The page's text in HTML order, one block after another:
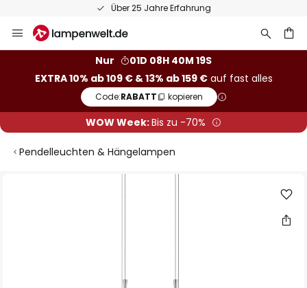
Über 25 Jahre Erfahrung
Inhalt
Nur
01D 08H 40M 18S
EXTRA 10% ab 109 € & 13% ab 159 €auf fast alles
Code:RABATT kopieren
WOW Week:Bis zu -70%
Pendelleuchten & Hängelampen